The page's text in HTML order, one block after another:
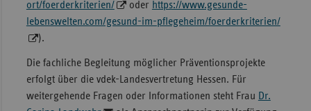
ort/foerderkriterien/
oder https://www.gesunde-
lebenswelten.com/gesund-im-pflegeheim/foerderkriterien/
).
Die fachliche Begleitung möglicher Präventionsprojekte
erfolgt über die vdek-Landesvertretung Hessen. Für
weitergehende Fragen oder Informationen steht Frau Dr.